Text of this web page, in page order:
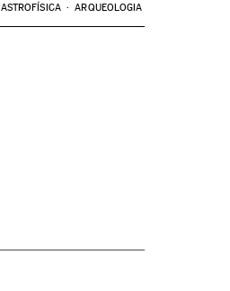
ASTROFÍSICA ARQUEOLOGIA